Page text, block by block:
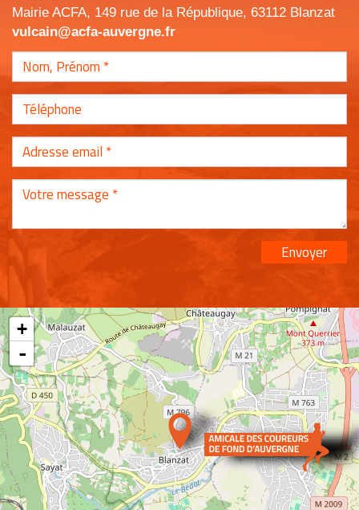
Mairie ACFA, 149 rue de la République, 63112 Blanzat
vulcain@acfa-auvergne.fr
Envoyer
+
-